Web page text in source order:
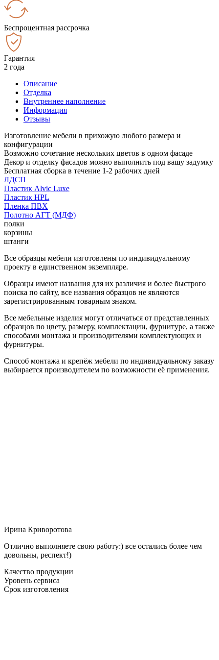
Беспроцентная рассрочка
Гарантия
2 года
Описание
Отделка
Внутреннее наполнение
Информация
Отзывы
Изготовление мебели в прихожую любого размера и
конфигурации
Возможно сочетание нескольких цветов в одном фасаде
Декор и отделку фасадов можно выполнить под вашу задумку
Бесплатная сборка в течение 1-2 рабочих дней
ЛДСП
Пластик Alvic Luxe
Пластик HPL
Пленка ПВХ
Полотно АГТ (МДФ)
полки
корзины
штанги
Все образцы мебели изготовлены по индивидуальному
проекту в единственном экземпляре.
Образцы имеют названия для их различия и более быстрого
поиска по сайту, все названия образцов не являются
зарегистрированным товарным знаком.
Все мебельные изделия могут отличаться от представленных
образцов по цвету, размеру, комплектации, фурнитуре, а также
способами монтажа и производителями комплектующих и
фурнитуры.
Способ монтажа и крепёж мебели по индивидуальному заказу
выбирается производителем по возможности её применения.
Ирина Криворотова
Отлично выполняете свою работу:) все остались более чем
довольны, респект!)
Качество продукции
Уровень сервиса
Срок изготовления